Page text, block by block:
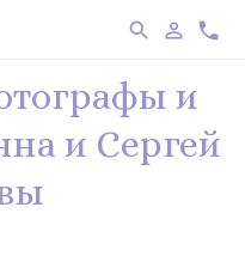
search person_outline phone
и
и Сергей